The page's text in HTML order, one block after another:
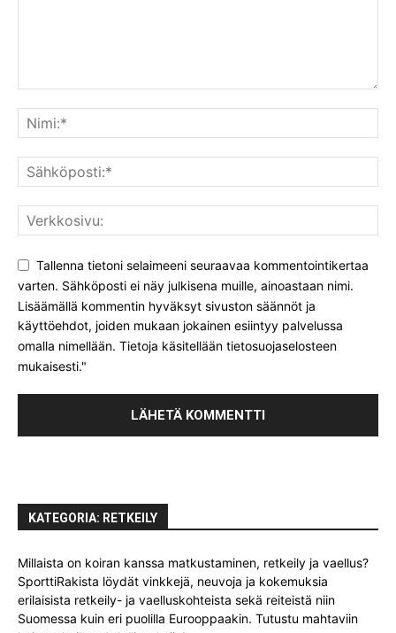
Tallenna tietoni selaimeeni seuraavaa kommentointikertaa
varten. Sähköposti ei näy julkisena muille, ainoastaan nimi.
Lisäämällä kommentin hyväksyt sivuston säännöt ja
käyttöehdot, joiden mukaan jokainen esiintyy palvelussa
omalla nimellään. Tietoja käsitellään tietosuojaselosteen
mukaisesti."
KATEGORIA: RETKEILY
Millaista on koiran kanssa matkustaminen, retkeily ja vaellus?
SporttiRakista löydät vinkkejä, neuvoja ja kokemuksia
erilaisista retkeily- ja vaelluskohteista sekä reiteistä niin
Suomessa kuin eri puolilla Eurooppaakin. Tutustu mahtaviin